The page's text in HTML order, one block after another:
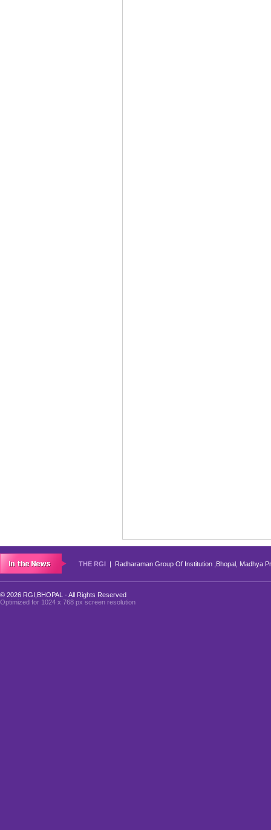
THE RGI | Radharaman Group Of Institution ,Bhopal, Madhya
© 2026 RGI,BHOPAL - All Rights Reserved
Optimized for 1024 x 768 px screen resolution